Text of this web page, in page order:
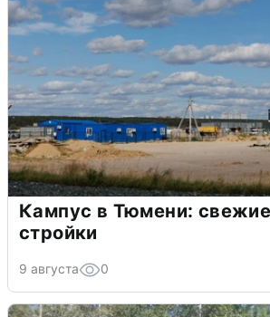
Кампус в Тюмени:
стройки
9 августа 0